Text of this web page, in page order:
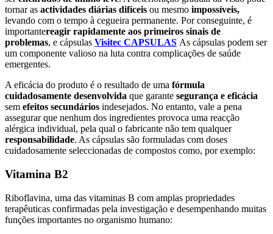
tornar as actividades diárias difíceis ou mesmo impossíveis,
levando com o tempo à cegueira permanente. Por conseguinte, é
importantereagir rapidamente aos primeiros sinais de
problemas, e cápsulas Visitec CAPSULAS As cápsulas podem ser
um componente valioso na luta contra complicações de saúde
emergentes.
A eficácia do produto é o resultado de uma fórmula
cuidadosamente desenvolvida que garante segurança e eficácia
sem efeitos secundários indesejados. No entanto, vale a pena
assegurar que nenhum dos ingredientes provoca uma reacção
alérgica individual, pela qual o fabricante não tem qualquer
responsabilidade. As cápsulas são formuladas com doses
cuidadosamente seleccionadas de compostos como, por exemplo:
Vitamina B2
Riboflavina, uma das vitaminas B com amplas propriedades
terapêuticas confirmadas pela investigação e desempenhando muitas
funções importantes no organismo humano: